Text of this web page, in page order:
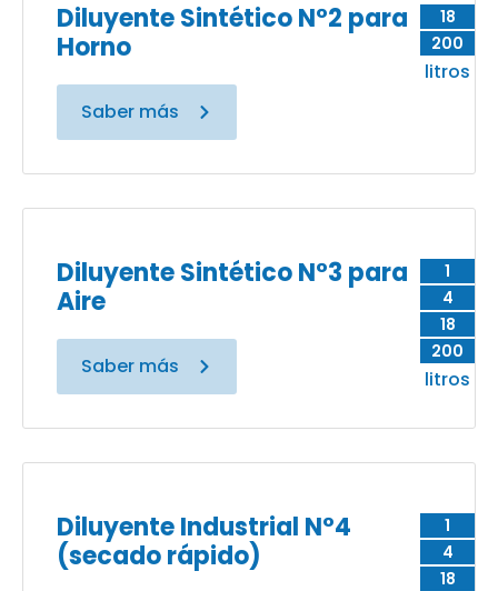
18
200
litros
Diluyente Sintético N°2 para
Horno
Saber más
1
4
18
200
litros
Diluyente Sintético N°3 para
Aire
Saber más
1
4
18
Diluyente Industrial N°4
(secado rápido)